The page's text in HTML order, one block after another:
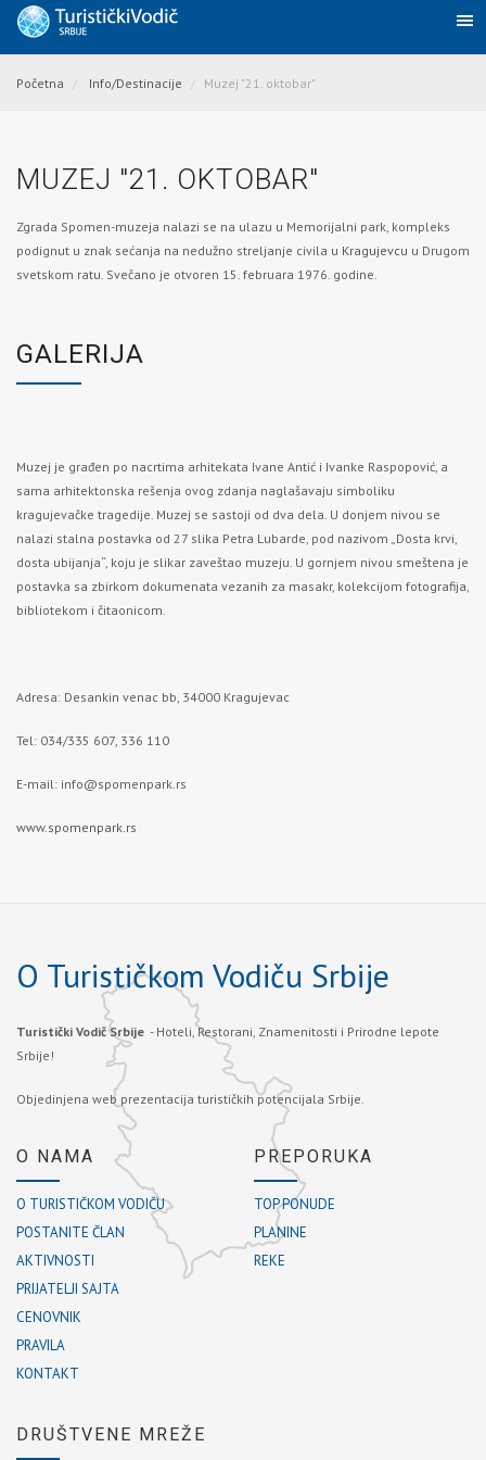
Početna Info/Destinacije Muzej "21. oktobar"
MUZEJ "21. OKTOBAR"
Zgrada Spomen-muzeja nalazi se na ulazu u Memorijalni park, kompleks
podignut u znak sećanja na nedužno streljanje civila u Kragujevcu u Drugom
svetskom ratu. Svečano je otvoren 15. februara 1976. godine.
GALERIJA
Muzej je građen po nacrtima arhitekata Ivane Antić i Ivanke Raspopović, a
sama arhitektonska rešenja ovog zdanja naglašavaju simboliku
kragujevačke tragedije. Muzej se sastoji od dva dela. U donjem nivou se
nalazi stalna postavka od 27 slika Petra Lubarde, pod nazivom „Dosta krvi,
dosta ubijanja“, koju je slikar zaveštao muzeju. U gornjem nivou smeštena je
postavka sa zbirkom dokumenata vezanih za masakr, kolekcijom fotografija,
bibliotekom i čitaonicom.
Adresa: Desankin venac bb, 34000 Kragujevac
Tel: 034/335 607, 336 110
E-mail: info@spomenpark.rs
www.spomenpark.rs
O Turističkom Vodiču Srbije
Turistički Vodič Srbije - Hoteli, Restorani, Znamenitosti i Prirodne lepote
Srbije!
Objedinjena web prezentacija turističkih potencijala Srbije.
O NAMA
O TURISTIČKOM VODIČU
POSTANITE ČLAN
AKTIVNOSTI
PRIJATELJI SAJTA
CENOVNIK
PRAVILA
KONTAKT
PREPORUKA
TOP PONUDE
PLANINE
REKE
DRUŠTVENE MREŽE